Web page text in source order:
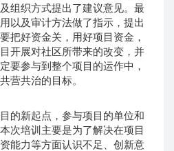
组织方式提出了建议意见。最
以及审计方法做了指示，提出
把好资金关，用好项目资金，
开展对社区所带来的改变，并
要参与到整个项目的运作中，
营共治的目标。
的新起点，参与项目的单位和
次培训主要是为了解决在项目
能力等方面认识不足、创新意